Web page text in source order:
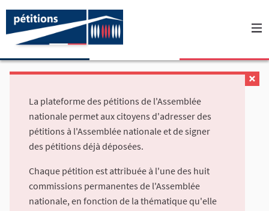
La plateforme des pétitions de l'Assemblée
nationale permet aux citoyens d'adresser des
pétitions à l'Assemblée nationale et de signer
des pétitions déjà déposées.
Chaque pétition est attribuée à l'une des huit
commissions permanentes de l'Assemblée
nationale, en fonction de la thématique qu'elle